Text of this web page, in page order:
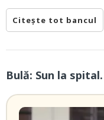
Citește tot bancul
Bulă: Sun la